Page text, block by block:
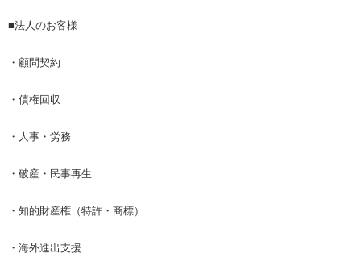
■法人のお客様
・顧問契約
・債権回収
・人事・労務
・破産・民事再生
・知的財産権（特許・商標）
・海外進出支援